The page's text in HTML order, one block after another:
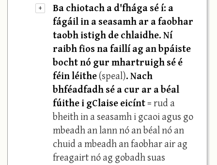
+
Ba chiotach a d'fhága sé í: a
fágáil in a seasamh ar a faobhar
taobh istigh de chlaidhe. Ní
raibh fios na faillí ag an bpáiste
bocht nó gur mhartruigh sé é
féin léithe(speal). Nach
bhféadfadh sé a cur ar a béal
fúithe i gClaise eicínt= rud a
bheith in a seasamh i gcaoi agus go
mbeadh an lann nó an béal nó an
chuid a mbeadh an faobhar air ag
freagairt nó ag gobadh suas